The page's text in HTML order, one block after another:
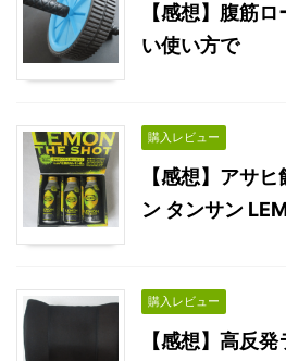
【感想】腹筋
い使い方で
購入レビュー
【感想】アサ
ン タンサン
購入レビュー
【感想】高反